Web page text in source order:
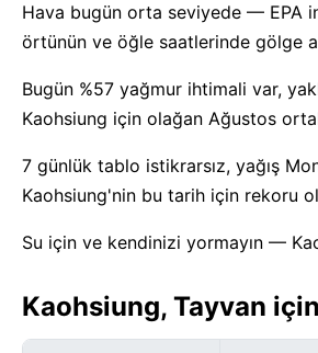
Hava bugün orta seviyede — EPA
örtünün ve öğle saatlerinde gölge
Bugün %57 yağmur ihtimali var,
Kaohsiung için olağan Ağustos
7 günlük tablo istikrarsız, yağış
Kaohsiung'nin bu tarih için rekoru
Su için ve kendinizi yormayın —
Kaohsiung, Tayvan